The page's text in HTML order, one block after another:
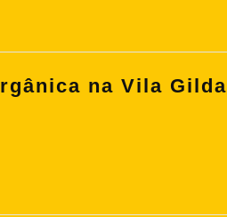
na Vila Gilda